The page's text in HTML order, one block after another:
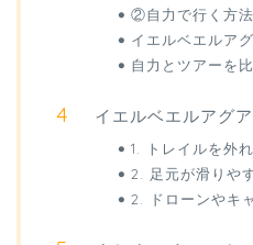
②自力で行く方法
イエルベエルア
自力とツアーを
イエルベエルアグ
1. トレイルを外
2. 足元が滑りや
2. ドローンやキ